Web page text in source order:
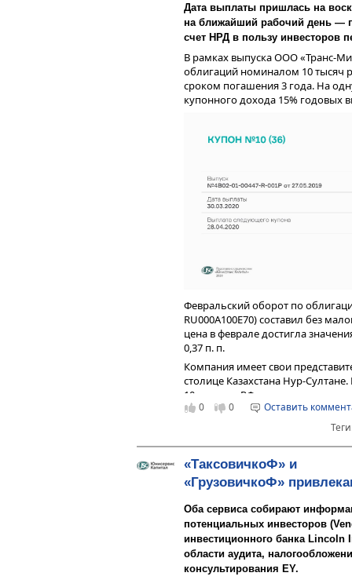
Дата выплаты пришлась на
на ближайший рабочий день —
счет НРД в пользу инвесторов
В рамках выпуска ООО «Транс-
облигаций номиналом 10 тысяч
сроком погашения 3 года. На
купонного дохода 15% годовых
Февральский оборот по
RU000A100E70) составил без
цена в феврале достигла
0,37 п. п.
Компания имеет свои
столице Казахстана Нур-
10 городах РФ.
0 0
Оставить
«ТаксовичкоФ» и
«ГрузовичкоФ»
Оба сервиса собирают
потенциальных инвесторов
инвестиционного банка Lincoln
области аудита,
консультирования EY.